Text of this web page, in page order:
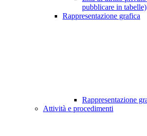
pubblicare in tabelle)
Rappresentazione grafica
Rappresentazione
Attività e procedimenti